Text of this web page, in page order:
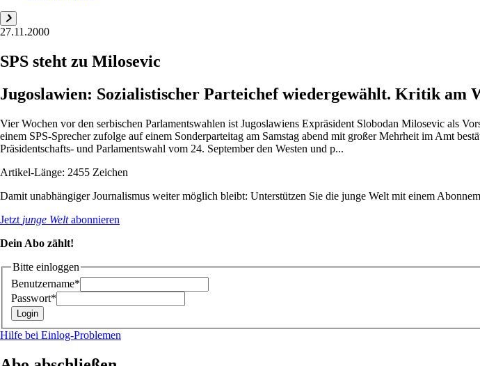
27.11.2000
SPS steht zu Milosevic
Jugoslawien: Sozialistischer Parteichef wiedergewählt. Kritik am
Vier Wochen vor den serbischen Parlamentswahlen ist Jugoslawiens Expräsident Slobodan Milosevic als
einem SPS-Sprecher zufolge auf einem Sonderparteitag am Samstag abend mit großer Mehrheit im Amt
Präsidentschafts- und Parlamentswahl vom 24. September den Westen und p...
Artikel-Länge: 2455 Zeichen
Damit unabhängiger Journalismus weiter möglich bleibt: Unterstützen Sie die junge Welt mit einem
Jetzt junge Weltabonnieren
Dein Abo zählt!
Bitte einloggen
Benutzername*
Passwort*
Hilfe bei Einlog-Problemen